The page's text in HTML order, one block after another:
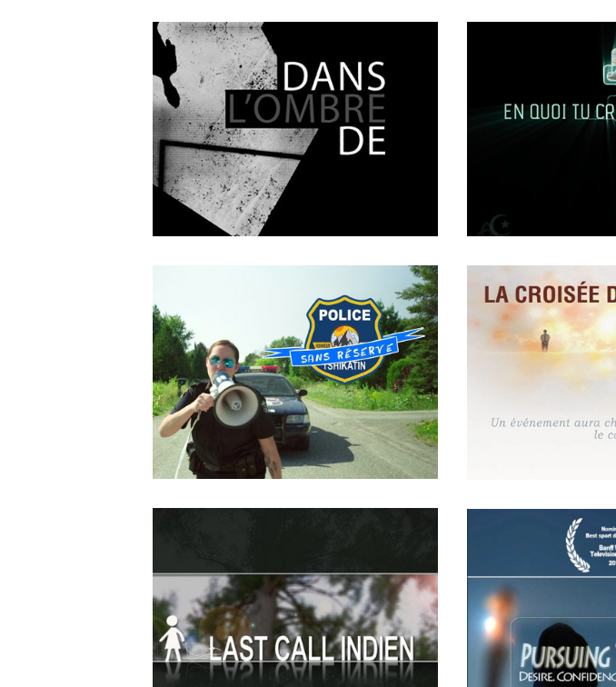
4
On n’a pas tous les jours 30
ans !
Une
2018
Dans L’ombre De
EN QUOI
SENS
Police sans réserve La croisée